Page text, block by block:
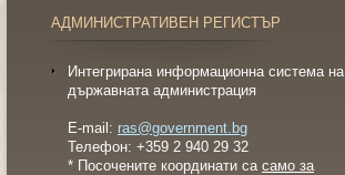
АДМИНИСТРАТИВЕН РЕГИСТЪР
Интегрирана информационна система на
държавната администрация
E-mail: ras@government.bg
Телефон: +359 2 940 29 32
* Посочените координати са само за